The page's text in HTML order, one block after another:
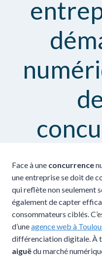
Face à une concurrence
une entreprise se doit de
qui reflète non seulement
également de capter
consommateurs ciblés.
d’uneagence web à
différenciation digitale. À
aiguëdu marché